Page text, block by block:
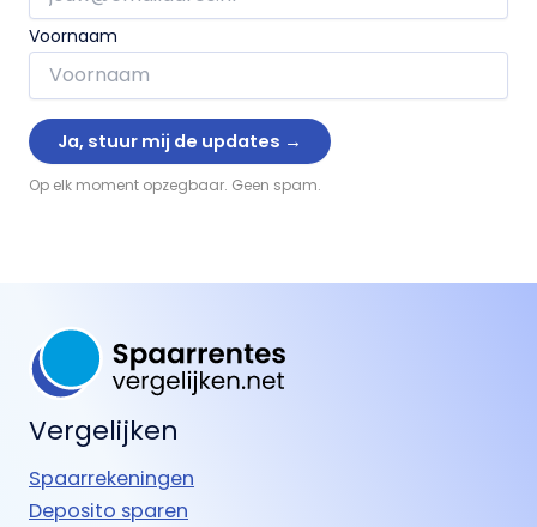
Voornaam
Op elk moment opzegbaar. Geen spam.
Vergelijken
Spaarrekeningen
Deposito sparen